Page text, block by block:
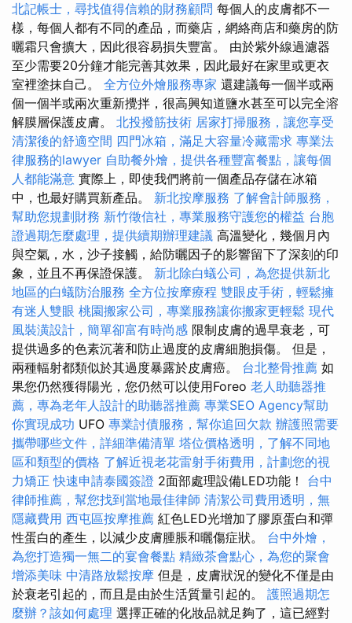
北記帳士，尋找值得信賴的財務顧問 每個人的皮膚都不一
樣，每個人都有不同的產品，而藥店，網絡商店和藥房的防
曬霜只會擴大，因此很容易損失豐富。 由於紫外線過濾器
至少需要20分鐘才能完善其效果，因此最好在家里或更衣
室裡塗抹自己。 全方位外燴服務專家 還建議每一個半或兩
個一個半或兩次重新攪拌，很高興知道鹽水甚至可以完全溶
解膜層保護皮膚。 北投撥筋技術 居家打掃服務，讓您享受
清潔後的舒適空間 四門冰箱，滿足大容量冷藏需求 專業法
律服務的lawyer 自助餐外燴，提供各種豐富餐點，讓每個
人都能滿意 實際上，即使我們將前一個產品存儲在冰箱
中，也最好購買新產品。 新北按摩服務 了解會計師服務，
幫助您規劃財務 新竹徵信社，專業服務守護您的權益 台胞
證過期怎麼處理，提供續期辦理建議 高溫變化，幾個月內
與空氣，水，沙子接觸，給防曬因子的影響留下了深刻的印
象，並且不再保證保護。 新北除白蟻公司，為您提供新北
地區的白蟻防治服務 全方位按摩療程 雙眼皮手術，輕鬆擁
有迷人雙眼 桃園搬家公司，專業服務讓你搬家更輕鬆 現代
風裝潢設計，簡單卻富有時尚感 限制皮膚的過早衰老，可
提供過多的色素沉著和防止過度的皮膚細胞損傷。 但是，
兩種輻射都類似於其過度暴露於皮膚癌。 台北整骨推薦 如
果您仍然獲得陽光，您仍然可以使用Foreo 老人助聽器推
薦，專為老年人設計的助聽器推薦 專業SEO Agency幫助
你實現成功 UFO 專業討債服務，幫你追回欠款 辦護照需要
攜帶哪些文件，詳細準備清單 塔位價格透明，了解不同地
區和類型的價格 了解近視老花雷射手術費用，計劃您的視
力矯正 快速申請泰國簽證 2面部處理設備LED功能！ 台中
律師推薦，幫您找到當地最佳律師 清潔公司費用透明，無
隱藏費用 西屯區按摩推薦 紅色LED光增加了膠原蛋白和彈
性蛋白的產生，以減少皮膚腫脹和曬傷症狀。 台中外燴，
為您打造獨一無二的宴會餐點 精緻茶會點心，為您的聚會
增添美味 中清路放鬆按摩 但是，皮膚狀況的變化不僅是由
於衰老引起的，而且是由於生活質量引起的。 護照過期怎
麼辦？該如何處理 選擇正確的化妝品就足夠了，這已經對